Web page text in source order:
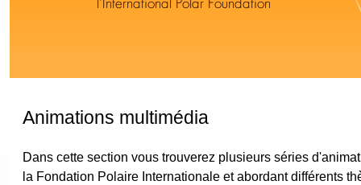
Animations multimédia
Dans cette section vous trouverez plusieurs séries
la Fondation Polaire Internationale et abordant différents